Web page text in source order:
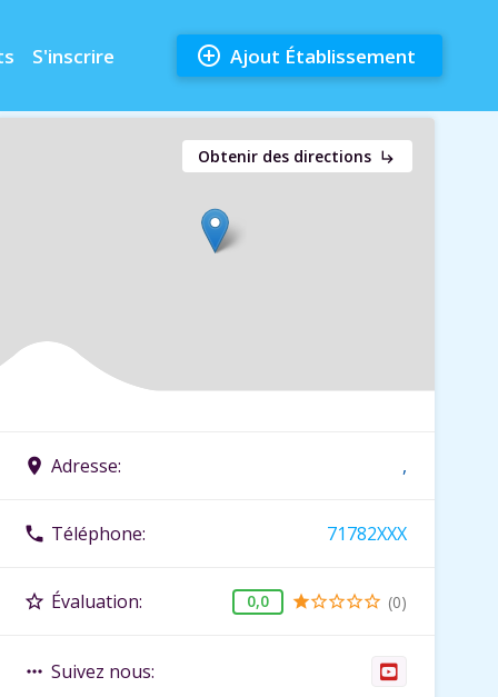
S'inscrire add_circle_outline Ajout Établissement
Obtenir des directions subdirectory_arrow_right
place Adresse: ,
phone Téléphone: 71782XXX
star_border Évaluation: 0,0 starstar_borderstar_borderstar_borderstar_border (0)
more_horiz Suivez nous: